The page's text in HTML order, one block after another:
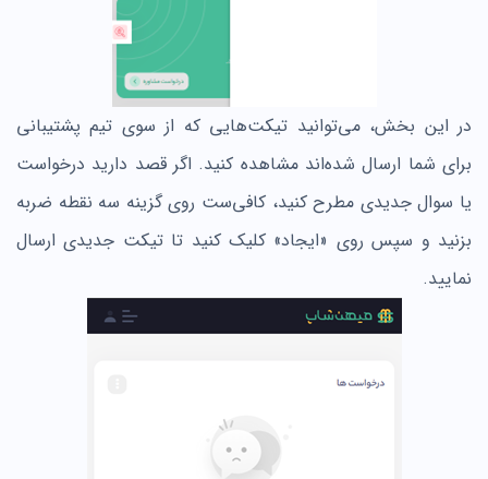
در این بخش، می‌توانید تیکت‌هایی که از سوی تیم پشتیبانی
برای شما ارسال شده‌اند مشاهده کنید. اگر قصد دارید درخواست
یا سوال جدیدی مطرح کنید، کافی‌ست روی گزینه سه نقطه ضربه
بزنید و سپس روی «ایجاد» کلیک کنید تا تیکت جدیدی ارسال
نمایید.